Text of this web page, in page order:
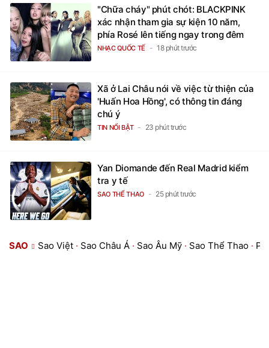
"Chữa cháy" phút chót: BLACKPINK
xác nhận tham gia sự kiện 10 năm,
phía Rosé lên tiếng ngay trong đêm
NHẠC QUỐC TẾ 18 phút trước
Xã ở Lai Châu nói về việc từ thiện của
'Huấn Hoa Hồng', có thông tin đáng
chú ý
TIN NỔI BẬT 23 phút trước
Yan Diomande đến Real Madrid kiểm
tra y tế
SAO THỂ THAO 25 phút trước
SAO Sao Việt · Sao Châu Á · Sao Âu Mỹ · Sao Thể Thao ·